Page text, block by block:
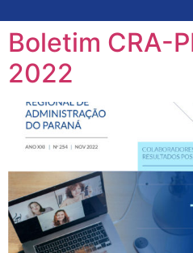
Boletim CRA-
2022